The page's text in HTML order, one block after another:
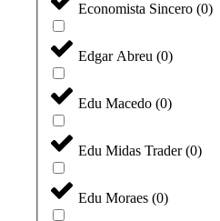
Economista Sincero (0)
Edgar Abreu (0)
Edu Macedo (0)
Edu Midas Trader(0)
Edu Moraes (0)